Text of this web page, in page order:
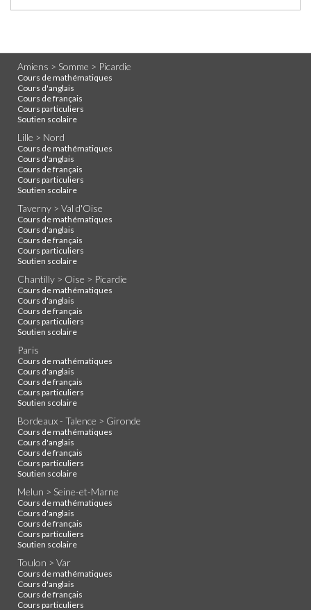
Amiens > Somme > Picardie
Cours de mathématiques
Cours d'anglais
Cours de français
Cours particuliers
Soutien scolaire
Lille > Nord
Cours de mathématiques
Cours d'anglais
Cours de français
Cours particuliers
Soutien scolaire
Taverny > Val d'Oise
Cours de mathématiques
Cours d'anglais
Cours de français
Cours particuliers
Soutien scolaire
Chantilly > Oise > Picardie
Cours de mathématiques
Cours d'anglais
Cours de français
Cours particuliers
Soutien scolaire
Paris
Cours de mathématiques
Cours d'anglais
Cours de français
Cours particuliers
Soutien scolaire
Bordeaux - Talence > Gironde
Cours de mathématiques
Cours d'anglais
Cours de français
Cours particuliers
Soutien scolaire
Melun > Seine-et-Marne
Cours de mathématiques
Cours d'anglais
Cours de français
Cours particuliers
Soutien scolaire
Toulon > Var
Cours de mathématiques
Cours d'anglais
Cours de français
Cours particuliers